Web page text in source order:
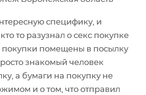
специфику, и
то разузнал о секс покупке
покупки помещены в посылку
знакомый человек
а бумаги на покупку не
и о том, что отправил